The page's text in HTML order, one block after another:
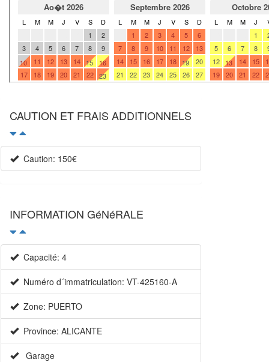
CAUTION ET FRAIS ADDITIONNELS
Caution: 150€
INFORMATION GéNéRALE
Capacité: 4
Numéro d´immatriculation: VT-425160-A
Zone: PUERTO
Province: ALICANTE
Garage
×